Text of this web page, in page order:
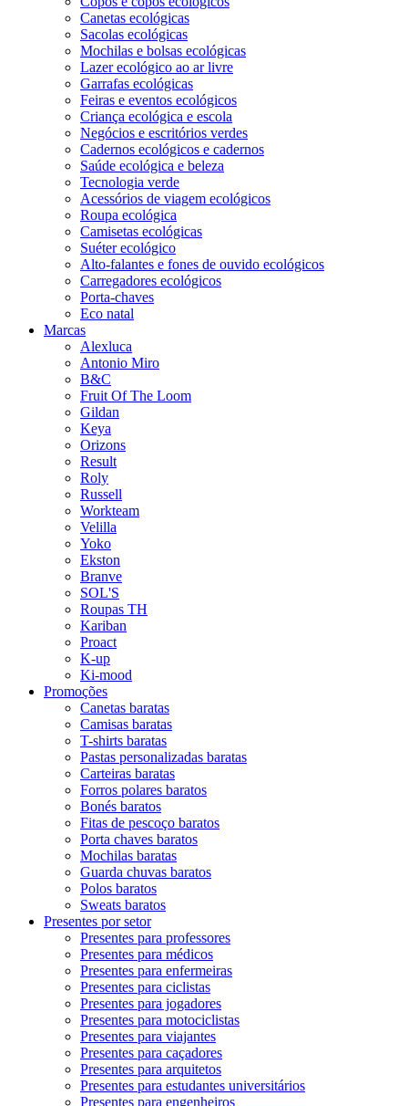
Canetas ecológicas
Sacolas ecológicas
Mochilas e bolsas ecológicas
Lazer ecológico ao ar livre
Garrafas ecológicas
Feiras e eventos ecológicos
Criança ecológica e escola
Negócios e escritórios verdes
Cadernos ecológicos e cadernos
Saúde ecológica e beleza
Tecnologia verde
Acessórios de viagem ecológicos
Roupa ecológica
Camisetas ecológicas
Suéter ecológico
Alto-falantes e fones de ouvido ecológicos
Carregadores ecológicos
Porta-chaves
Eco natal
Marcas
Alexluca
Antonio Miro
B&C
Fruit Of The Loom
Gildan
Keya
Orizons
Result
Roly
Russell
Workteam
Velilla
Yoko
Ekston
Branve
SOL'S
Roupas TH
Kariban
Proact
K-up
Ki-mood
Promoções
Canetas baratas
Camisas baratas
T-shirts baratas
Pastas personalizadas baratas
Carteiras baratas
Forros polares baratos
Bonés baratos
Fitas de pescoço baratos
Porta chaves baratos
Mochilas baratas
Guarda chuvas baratos
Polos baratos
Sweats baratos
Presentes por setor
Presentes para professores
Presentes para médicos
Presentes para enfermeiras
Presentes para ciclistas
Presentes para jogadores
Presentes para motociclistas
Presentes para viajantes
Presentes para caçadores
Presentes para arquitetos
Presentes para estudantes universitários
Presentes para engenheiros